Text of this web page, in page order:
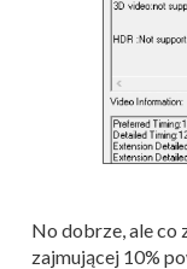
No dobrze, ale co
zajmującej 10%